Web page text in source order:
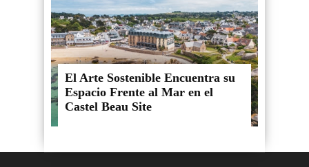
El Arte Sostenible Encuentra su
Espacio Frente al Mar en el
Castel Beau Site